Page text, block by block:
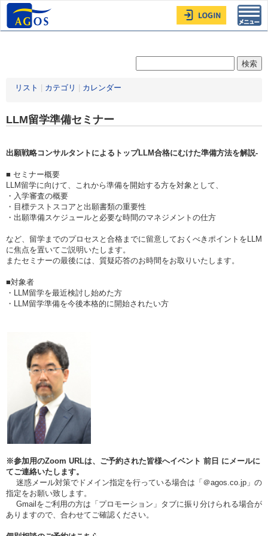
リスト カテゴリ カレンダー
LLM留学準備セミナー
出願戦略コンサルタントによるトップLLM合格にむけた準備方法を解説-
■ セミナー概要
LLM留学に向けて、これから準備を開始する方を対象として、
・入学審査の概要
・目標テストスコアと出願書類の重要性
・出願準備スケジュールと必要な時間のマネジメントの仕方
など、留学までのプロセスと合格までに留意しておくべきポイントをLLM
に焦点を置いてご説明いたします。
またセミナーの最後には、質疑応答のお時間をお取りいたします。
■対象者
・LLM留学を最近検討し始めた方
・LLM留学準備を今後本格的に開始されたい方
※参加用のZoom URLは、ご予約された皆様へイベント 前日 にメールに
てご連絡いたします。
迷惑メール対策でドメイン指定を行っている場合は「＠agos.co.jp」の
指定をお願い致します。
Gmailをご利用の方は「プロモーション」タブに振り分けられる場合が
ありますので、合わせてご確認ください。